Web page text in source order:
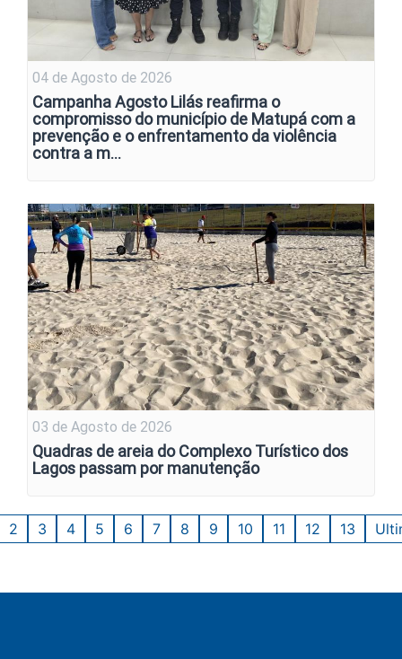
04 de Agosto de 2026
Campanha Agosto Lilás reafirma o
compromisso do município de Matupá com a
prevenção e o enfrentamento da violência
contra a m…
03 de Agosto de 2026
Quadras de areia do Complexo Turístico dos
Lagos passam por manutenção
2 3 4 5 6 7 8 9 10 11 12 13